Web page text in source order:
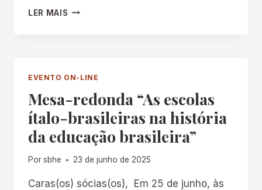
LER MAIS SEMINÁRIO
EVENTO ON-LINE
Mesa-redonda “As escolas
ítalo-brasileiras na história
da educação brasileira”
Porsbhe 23 de junho de 2025
Caras(os) sócias(os), Em 25 de junho, às